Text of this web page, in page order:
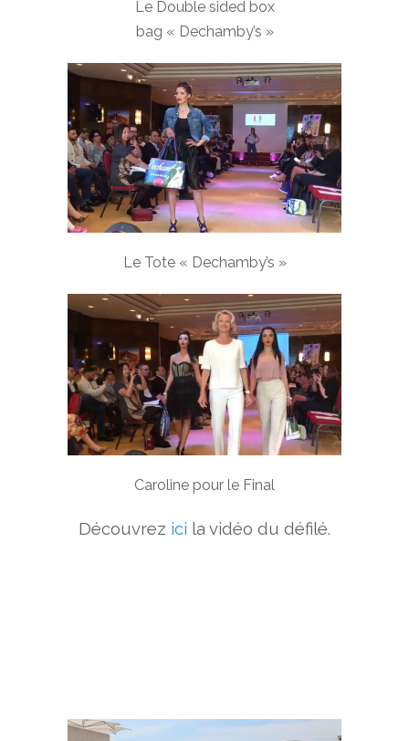
Le Double sided box
bag « Dechamby’s »
Le Tote « Dechamby’s »
Caroline pour le Final
Découvrez ici la vidéo du défilé.